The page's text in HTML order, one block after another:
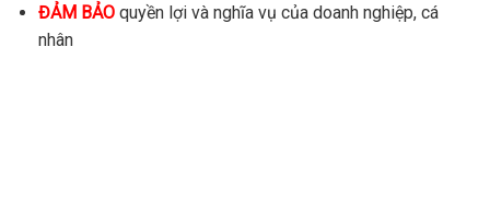
ĐẢM BẢO quyền lợi và nghĩa vụ của doanh nghiệp, cá
nhân